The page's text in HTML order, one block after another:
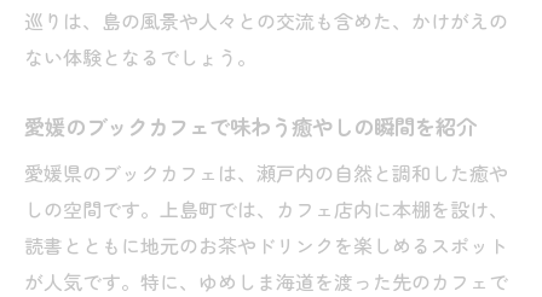
購入前の本が読めるカフェでの新しい出会
愛媛本屋とカフェで過ごす心安らぐひとと
き
本屋好きに贈る瀬戸内離島の新しい発見
本屋巡りで見つける瀬戸内離島の隠れた名
店たち
巡りは、島の風景や人々との交流も含めた、かけがえの
ない体験となるでしょう。
愛媛のブックカフェで味わう癒やしの瞬間を紹介
愛媛県のブックカフェは、瀬戸内の自然と調和した癒や
しの空間です。上島町では、カフェ店内に本棚を設け、
読書とともに地元のお茶やドリンクを楽しめるスポット
が人気です。特に、ゆめしま海道を渡った先のカフェで